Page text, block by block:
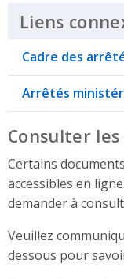
Liens
Cadre des
Arrêtés
Consulter
Certains
accessibles en
demander à
Veuillez
dessous pour